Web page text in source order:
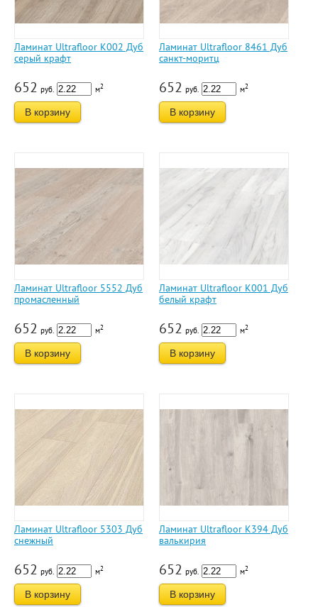
Ламинат Ultrafloor К002 Дуб
серый крафт
652 руб. м2
В корзину
Ламинат Ultrafloor 8461 Дуб
санкт-моритц
652 руб. м2
В корзину
Ламинат Ultrafloor 5552 Дуб
промасленный
652 руб. м2
В корзину
Ламинат Ultrafloor К001 Дуб
белый крафт
652 руб. м2
В корзину
Ламинат Ultrafloor 5303 Дуб
снежный
652 руб. м2
В корзину
Ламинат Ultrafloor К394 Дуб
валькирия
652 руб. м2
В корзину